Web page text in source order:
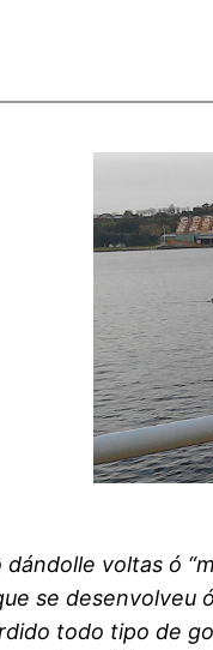
voltas ó
se desenvolveu
todo tipo de